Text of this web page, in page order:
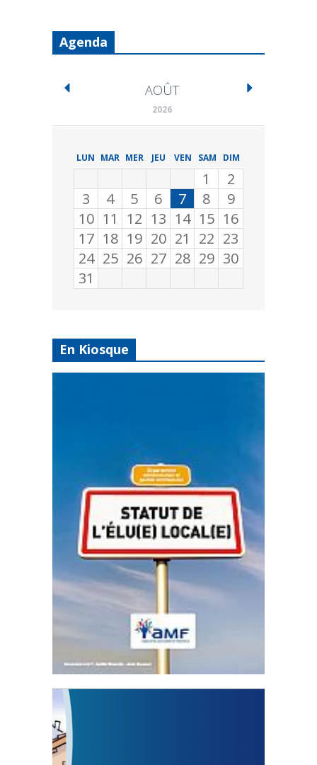
Agenda
AOÛT
2026
LUN MAR MER JEU VEN SAM DIM
1
2
3
4 5 6 7 8
9
10 11 12 13 14 15 16
17 18 19 20 21 22 23
24 25 26 27 28 29 30
31
En Kiosque
Statut de l’élu local
3 avril 2024
Mise à jour avril 2024
FEUILLETER